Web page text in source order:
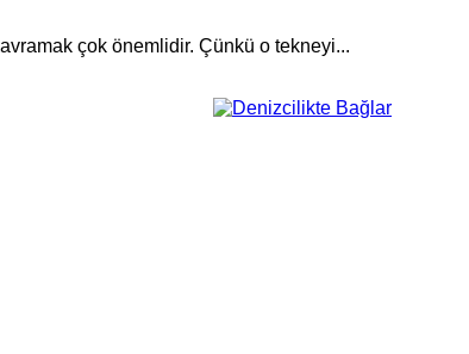
çok önemlidir. Çünkü o tekneyi...